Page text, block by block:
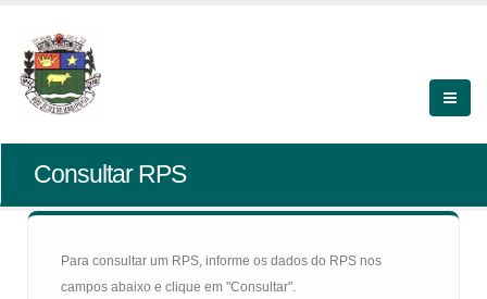
Consultar RPS
Para consultar um RPS, informe os dados do RPS nos
campos abaixo e clique em "Consultar".